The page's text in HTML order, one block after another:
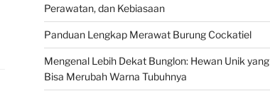
Perawatan, dan Kebiasaan
Panduan Lengkap Merawat Burung Cockatiel
Mengenal Lebih Dekat Bunglon: Hewan Unik yang
Bisa Merubah Warna Tubuhnya